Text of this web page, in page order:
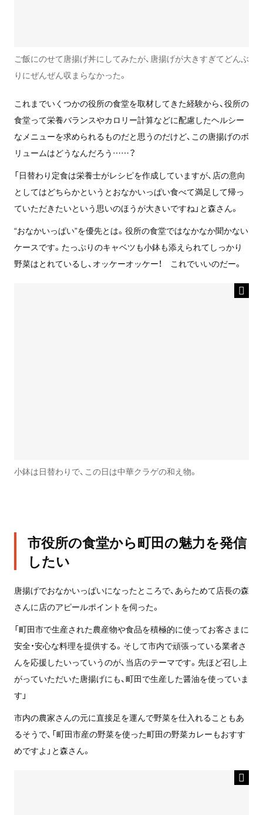
ご飯にのせて唐揚げ丼にしてみたが、唐揚げが大きすぎてどんぶ
りにぜんぜん収まらなかった。
これまでいくつかの役所の食堂を取材してきた経験から、役所の
食堂って栄養バランスやカロリー計算などに配慮したヘルシー
なメニューを求められるものだと思うのだけど、この唐揚げのボ
リュームはどうなんだろう……？
「日替わり定食は栄養士がレシピを作成していますが、店の意向
としてはどちらかというとおなかいっぱい食べて満足して帰っ
ていただきたいという思いのほうが大きいですね」と森さん。
“おなかいっぱい”を優先とは。役所の食堂ではなかなか聞かない
ケースです。たっぷりのキャベツも小鉢も添えられてしっかり
野菜はとれているし、オッケーオッケー！ これでいいのだー。
小鉢は日替わりで、この日は中華クラゲの和え物。
市役所の食堂から町田の魅力を発信
したい
唐揚げでおなかいっぱいになったところで、あらためて店長の森
さんに店のアピールポイントを伺った。
「町田市で生産された農産物や食品を積極的に使ってお客さまに
安全・安心な料理を提供する。そして市内で頑張っている業者さ
んを応援したいっていうのが、当店のテーマです。先ほど召し上
がっていただいた唐揚げにも、町田で生産した醤油を使っていま
す」
市内の農家さんの元に直接足を運んで野菜を仕入れることもあ
るそうで、「町田市産の野菜を使った町田の野菜カレーもおすす
めですよ」と森さん。